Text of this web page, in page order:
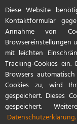
Diese Website
Kontaktformular
Annahme von
Browsereinstellungen
mit leichten
Tracking-Cookies ein.
Browsers
Cookies zu, wird
gespeichert. Dieses
gespeichert.
Datenschutzerklärung.